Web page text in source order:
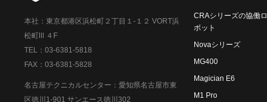
本社：東京都港区浜松町２丁目１-１２ VORT浜
松町Ⅲ ４F
TEL：03-6381-5818
FAX：03-6381-5828
名古屋テクニカルセンター：愛知県名古屋市東
区徳川1-901 サンエース徳川302
CRAシリーズの協働ロ
ボット
Novaシリーズ
MG400
Magician E6
M1 Pro